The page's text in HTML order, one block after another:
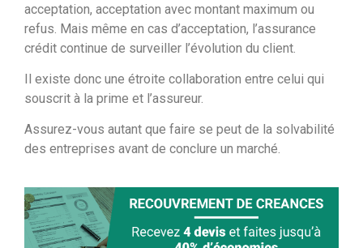
acceptation, acceptation avec montant maximum ou
refus. Mais même en cas d’acceptation, l’assurance
crédit continue de surveiller l’évolution du client.
Il existe donc une étroite collaboration entre celui qui
souscrit à la prime et l’assureur.
Assurez-vous autant que faire se peut de la solvabilité
des entreprises avant de conclure un marché.